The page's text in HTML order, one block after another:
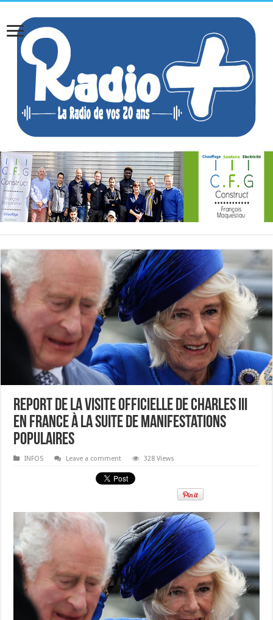
Report de la visite officielle de Charles III
en France à la suite de manifestations
populaires
INFOS Leave a comment 328 Views